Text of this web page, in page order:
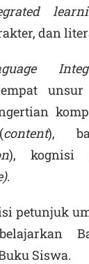
dan
content),
), kognisi
.
petunjuk
Siswa.